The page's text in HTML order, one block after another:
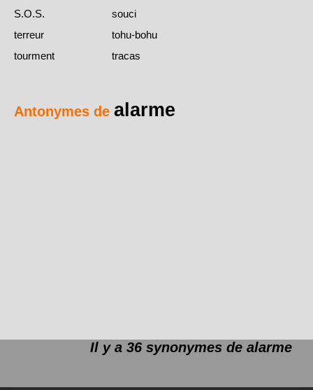
S.O.S.
souci
terreur
tohu-bohu
tourment
tracas
Antonymes de alarme
Il y a 36 synonymes de alarme